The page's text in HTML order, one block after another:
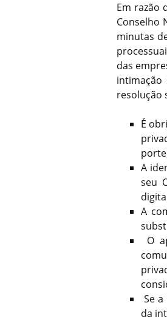
Em razão
Conselho
minutas
das
resolução
É
A
seu
A
O
Se
da